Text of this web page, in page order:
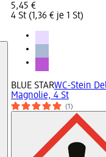
5,45 €
4 St (1,36 € je 1 St)
BLUE STARWC-Stein
Magnolie, 4 St
(1)